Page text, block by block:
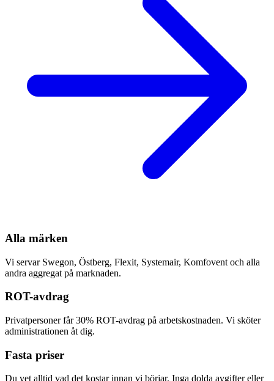
Alla märken
Vi servar Swegon, Östberg, Flexit, Systemair, Komfovent och alla
andra aggregat på marknaden.
ROT-avdrag
Privatpersoner får 30% ROT-avdrag på arbetskostnaden. Vi sköter
administrationen åt dig.
Fasta priser
Du vet alltid vad det kostar innan vi börjar. Inga dolda avgifter eller